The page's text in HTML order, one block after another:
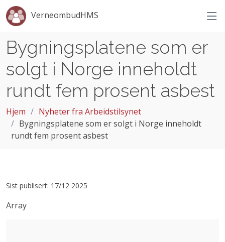
VerneombudHMS
Bygningsplatene som er
solgt i Norge inneholdt
rundt fem prosent asbest
Hjem
Nyheter fra Arbeidstilsynet
Bygningsplatene som er solgt i Norge inneholdt
rundt fem prosent asbest
Sist publisert: 17/12 2025
Array